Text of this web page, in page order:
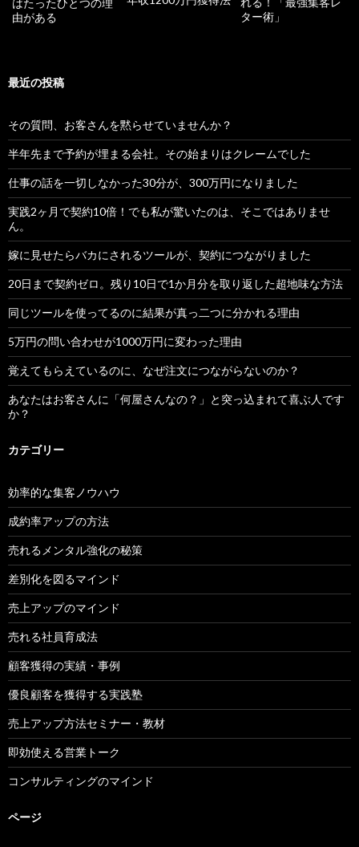
由がある
ター術」
最近の投稿
その質問、お客さんを黙らせていませんか？
半年先まで予約が埋まる会社。その始まりはクレームでした
仕事の話を一切しなかった30分が、300万円になりました
実践2ヶ月で契約10倍！でも私が驚いたのは、そこではありませ
ん。
嫁に見せたらバカにされるツールが、契約につながりました
20日まで契約ゼロ。残り10日で1か月分を取り返した超地味な方法
同じツールを使ってるのに結果が真っ二つに分かれる理由
5万円の問い合わせが1000万円に変わった理由
覚えてもらえているのに、なぜ注文につながらないのか？
あなたはお客さんに「何屋さんなの？」と突っ込まれて喜ぶ人です
か？
カテゴリー
効率的な集客ノウハウ
成約率アップの方法
売れるメンタル強化の秘策
差別化を図るマインド
売上アップのマインド
売れる社員育成法
顧客獲得の実績・事例
優良顧客を獲得する実践塾
売上アップ方法セミナー・教材
即効使える営業トーク
コンサルティングのマインド
ページ